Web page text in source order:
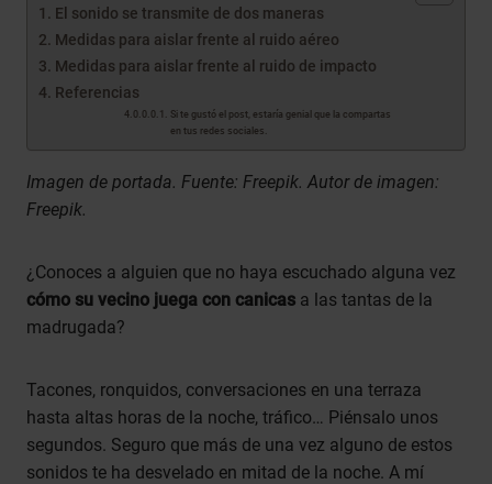
El sonido se transmite de dos maneras
Medidas para aislar frente al ruido aéreo
Medidas para aislar frente al ruido de impacto
Referencias
Si te gustó el post, estaría genial que la compartas
en tus redes sociales.
Imagen de portada. Fuente: Freepik. Autor de imagen:
Freepik.
¿Conoces a alguien que no haya escuchado alguna vez
cómo su vecino juega con canicas a las tantas de la
madrugada?
Tacones, ronquidos, conversaciones en una terraza
hasta altas horas de la noche, tráfico… Piénsalo unos
segundos. Seguro que más de una vez alguno de estos
sonidos te ha desvelado en mitad de la noche. A mí